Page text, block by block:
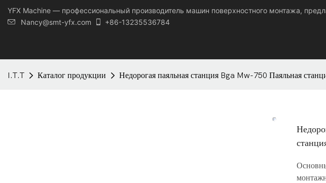
YFX Machine — профессиональный производитель машин поверхностного монтажа,
Nancy@smt-yfx.com
+86-13235536784
I.T.T Каталог продукции Недорогая паяльная станция Bga Mw-750 Паяльная